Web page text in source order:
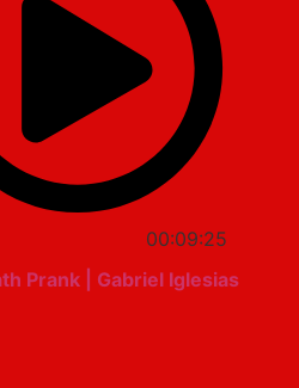
00:09:25
Prank | Gabriel Iglesias